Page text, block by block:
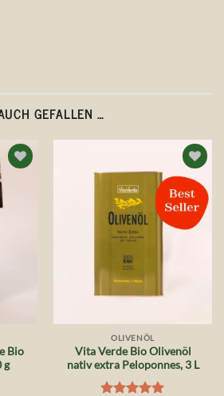
GEFALLEN …
die
Bio
g
Auf die
Wunschliste
OLIVENÖL
Vita Verde Bio Olivenöl
nativ extra Peloponnes, 3 L